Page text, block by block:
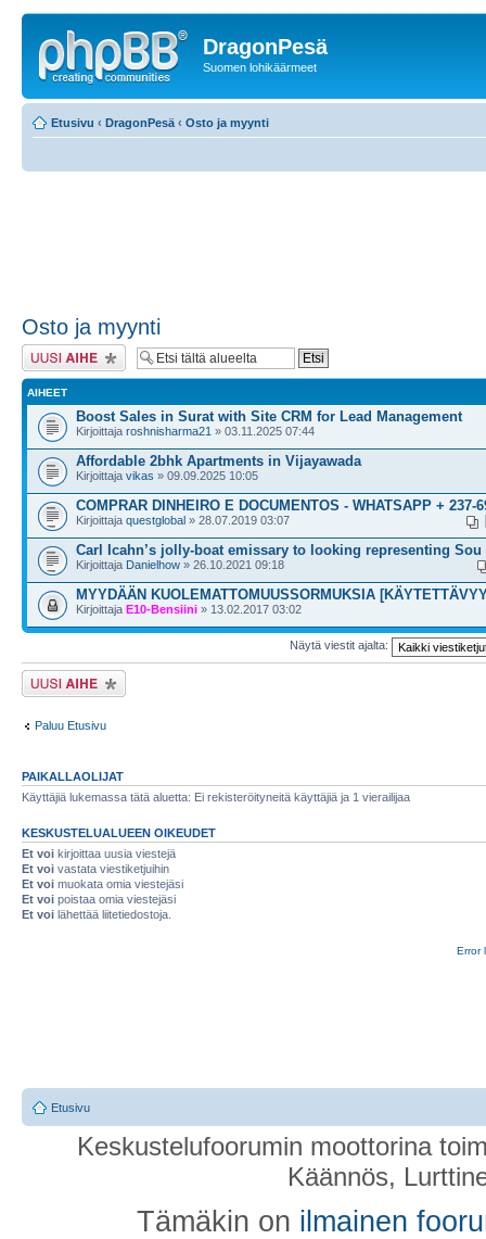
DragonPesä
Suomen lohikäärmeet
Etusivu ‹ DragonPesä ‹ Osto ja myynti
Osto ja myynti
Lähetä uusi viesti
AIHEET
Boost Sales in Surat with Site CRM for Lead Management
Kirjoittaja roshnisharma21 » 03.11.2025 07:44
Affordable 2bhk Apartments in Vijayawada
Kirjoittaja vikas » 09.09.2025 10:05
COMPRAR DINHEIRO E DOCUMENTOS - WHATSAPP + 237-
Kirjoittaja questglobal » 28.07.2019 03:07
Carl Icahn’s jolly-boat emissary to looking representing Sou
Kirjoittaja Danielhow » 26.10.2021 09:18
MYYDÄÄN KUOLEMATTOMUUSSORMUKSIA
Kirjoittaja E10-Bensiini » 13.02.2017 03:02
Näytä viestit ajalta:
Lähetä uusi viesti
Paluu Etusivu
PAIKALLAOLIJAT
Käyttäjiä lukemassa tätä aluetta: Ei rekisteröityneitä käyttäjiä ja 1 vierailijaa
KESKUSTELUALUEEN OIKEUDET
Et voi kirjoittaa uusia viestejä
Et voi vastata viestiketjuihin
Et voi muokata omia viestejäsi
Et voi poistaa omia viestejäsi
Et voi lähettää liitetiedostoja.
Error
Etusivu
Keskustelufoorumin moottorina
Käännös,
Tämäkin on ilmainen